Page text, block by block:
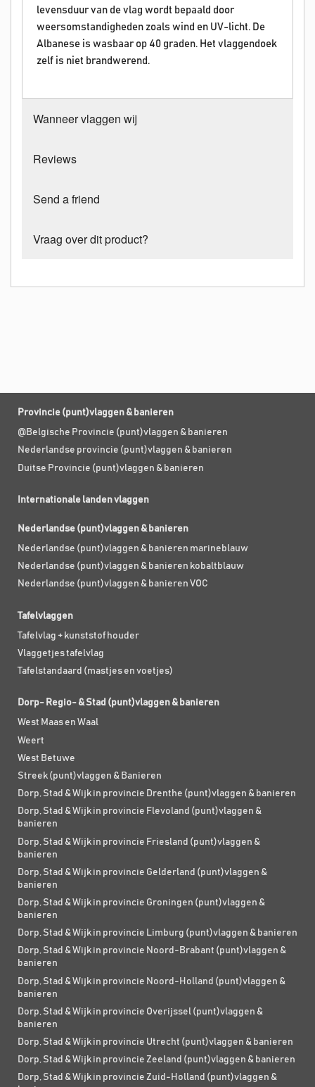
levensduur van de vlag wordt bepaald door
weersomstandigheden zoals wind en UV-licht. De
Albanese is wasbaar op 40 graden. Het vlaggendoek
zelf is niet brandwerend.
Wanneer vlaggen wij
Reviews
Send a friend
Vraag over dit product?
Provincie (punt)vlaggen & banieren
@Belgische Provincie (punt)vlaggen & banieren
Nederlandse provincie (punt)vlaggen & banieren
Duitse Provincie (punt)vlaggen & banieren
Internationale landen vlaggen
Nederlandse (punt)vlaggen & banieren
Nederlandse (punt)vlaggen & banieren marineblauw
Nederlandse (punt)vlaggen & banieren kobaltblauw
Nederlandse (punt)vlaggen & banieren VOC
Tafelvlaggen
Tafelvlag + kunststof houder
Vlaggetjes tafelvlag
Tafelstandaard (mastjes en voetjes)
Dorp- Regio- & Stad (punt)vlaggen & banieren
West Maas en Waal
Weert
West Betuwe
Streek (punt)vlaggen & Banieren
Dorp, Stad & Wijk in provincie Drenthe (punt)vlaggen & banieren
Dorp, Stad & Wijk in provincie Flevoland (punt)vlaggen &
banieren
Dorp, Stad & Wijk in provincie Friesland (punt)vlaggen &
banieren
Dorp, Stad & Wijk in provincie Gelderland (punt)vlaggen &
banieren
Dorp, Stad & Wijk in provincie Groningen (punt)vlaggen &
banieren
Dorp, Stad & Wijk in provincie Limburg (punt)vlaggen & banieren
Dorp, Stad & Wijk in provincie Noord-Brabant (punt)vlaggen &
banieren
Dorp, Stad & Wijk in provincie Noord-Holland (punt)vlaggen &
banieren
Dorp, Stad & Wijk in provincie Overijssel (punt)vlaggen &
banieren
Dorp, Stad & Wijk in provincie Utrecht (punt)vlaggen & banieren
Dorp, Stad & Wijk in provincie Zeeland (punt)vlaggen & banieren
Dorp, Stad & Wijk in provincie Zuid-Holland (punt)vlaggen &